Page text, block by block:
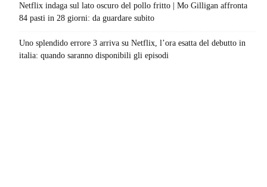
Netflix indaga sul lato oscuro del pollo fritto | Mo Gilligan affronta
84 pasti in 28 giorni: da guardare subito
Uno splendido errore 3 arriva su Netflix, l’ora esatta del debutto in
italia: quando saranno disponibili gli episodi